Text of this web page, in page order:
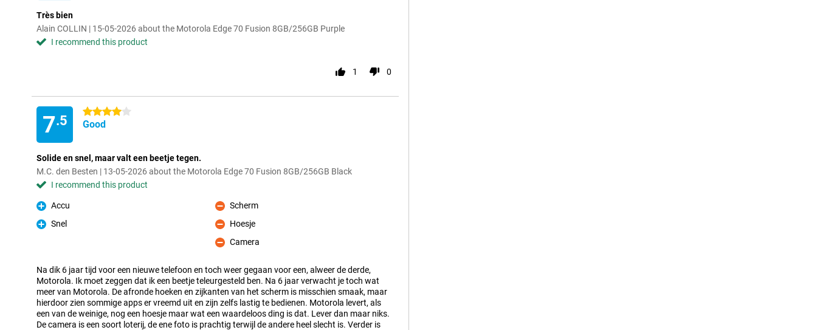
Très bien
Alain COLLIN | 15-05-2026 about the Motorola Edge 70 Fusion 8GB/256GB Purple
I recommend this product
1 0
7.5
4 stars
Good
Solide en snel, maar valt een beetje tegen.
M.C. den Besten | 13-05-2026 about the Motorola Edge 70 Fusion 8GB/256GB Black
I recommend this product
Pro
Accu
Pro
Snel
Con
Scherm
Con
Hoesje
Con
Camera
Na dik 6 jaar tijd voor een nieuwe telefoon en toch weer gegaan voor een, alweer de derde,
Motorola. Ik moet zeggen dat ik een beetje teleurgesteld ben. Na 6 jaar verwacht je toch wat
meer van Motorola. De afronde hoeken en zijkanten van het scherm is misschien smaak, maar
hierdoor zien sommige apps er vreemd uit en zijn zelfs lastig te bedienen. Motorola levert, als
een van de weinige, nog een hoesje maar wat een waardeloos ding is dat. Lever dan maar niks.
De camera is een soort loterij, de ene foto is prachtig terwijl de andere heel slecht is. Verder is